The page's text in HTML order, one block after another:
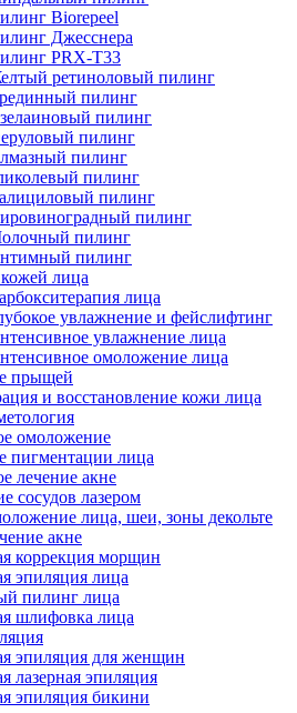
Biorepeel
Джесснера
PRX-T33
ретиноловый пилинг
пилинг
пилинг
пилинг
пилинг
пилинг
пилинг
пилинг
пилинг
пилинг
лица
лица
увлажнение и фейслифтинг
увлажнение лица
омоложение лица
прыщей
и восстановление кожи лица
омоложение
пигментации лица
лечение акне
сосудов лазером
лица, шеи, зоны декольте
акне
коррекция морщин
эпиляция лица
пилинг лица
шлифовка лица
эпиляция для женщин
лазерная эпиляция
эпиляция бикини